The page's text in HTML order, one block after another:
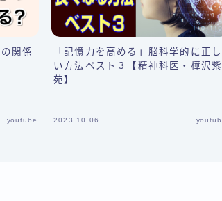
関係
youtube
「記憶力を高める」脳科学的に正し
い方法ベスト３【精神科医・樺沢紫
苑】
2023.10.06